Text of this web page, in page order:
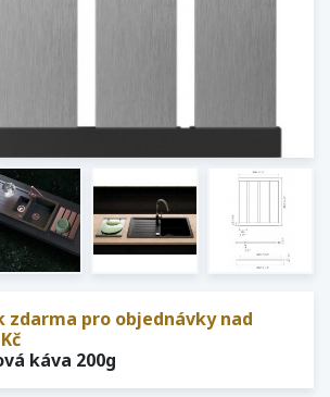
zdarma pro objednávky nad
káva 200g